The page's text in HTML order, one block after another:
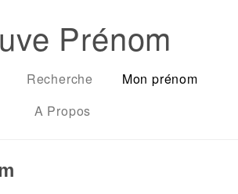
Prénom
Recherche
Mon prénom
A Propos